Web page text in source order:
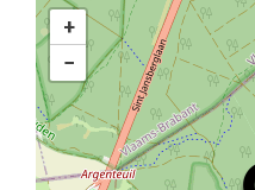
+
−